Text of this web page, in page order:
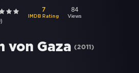
)
7
IMDB Rating
84
Views
von Gaza (2011 )